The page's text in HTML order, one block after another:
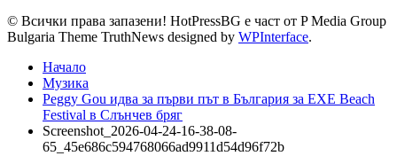
© Всички права запазени! HotPressBG е част от P Media Group
Bulgaria Theme TruthNews designed by WPInterface.
Начало
Музика
Peggy Gou идва за първи път в България за EXE Beach
Festival в Слънчев бряг
Screenshot_2026-04-24-16-38-08-
65_45e686c594768066ad9911d54d96f72b